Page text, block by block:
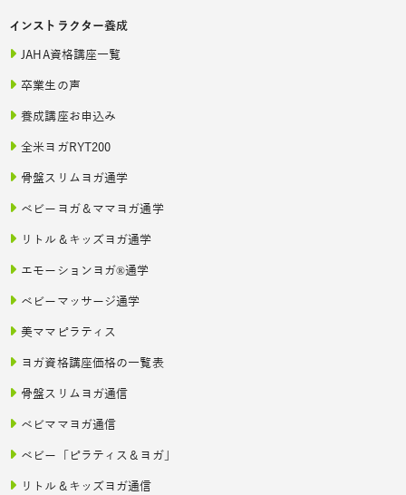
インストラクター養成
JAHA資格講座一覧
卒業生の声
養成講座お申込み
全米ヨガRYT200
骨盤スリムヨガ通学
ベビーヨガ＆ママヨガ通学
リトル＆キッズヨガ通学
エモーションヨガ®通学
ベビーマッサージ通学
美ママピラティス
ヨガ資格講座価格の一覧表
骨盤スリムヨガ通信
ベビママヨガ通信
ベビー「ピラティス＆ヨガ」
リトル＆キッズヨガ通信